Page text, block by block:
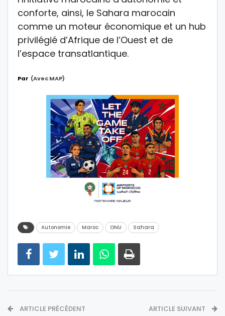
conforte, ainsi, le Sahara marocain
comme un moteur économique et un hub
privilégié d’Afrique de l’Ouest et de
l’espace transatlantique.
Par (avec MAP)
Autonomie Maroc ONU Sahara
ARTICLE PRÉCÉDENT ARTICLE SUIVANT